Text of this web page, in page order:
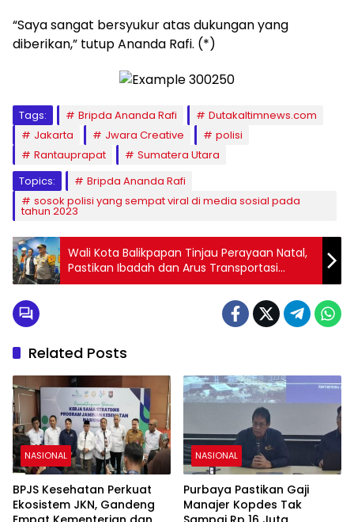
“Saya sangat bersyukur atas dukungan yang
diberikan,” tutup Ananda Rafi. (*)
Tags: Bripda Ananda Rafi
Dutakaltimnews.com
Jakarta
Jwara Creative
polisi
Rantauprapat
Sumatera Utara
Topics:
Bripda Ananda Rafi
sosok polisi yang sempat viral di media sosial pada
tahun 2023
Wali Kota Balikpapan Tinjau Perayaan Natal,
Pastikan Ibadah dan Arus Transportasi
Berjalan Aman
Related Posts
NASIONAL
BPJS Kesehatan Perkuat
Ekosistem JKN, Gandeng
NASIONAL
Purbaya Pastikan Gaji
Manajer Kopdes Tak